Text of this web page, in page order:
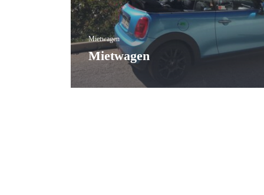
Mietwagen
Mietwagen